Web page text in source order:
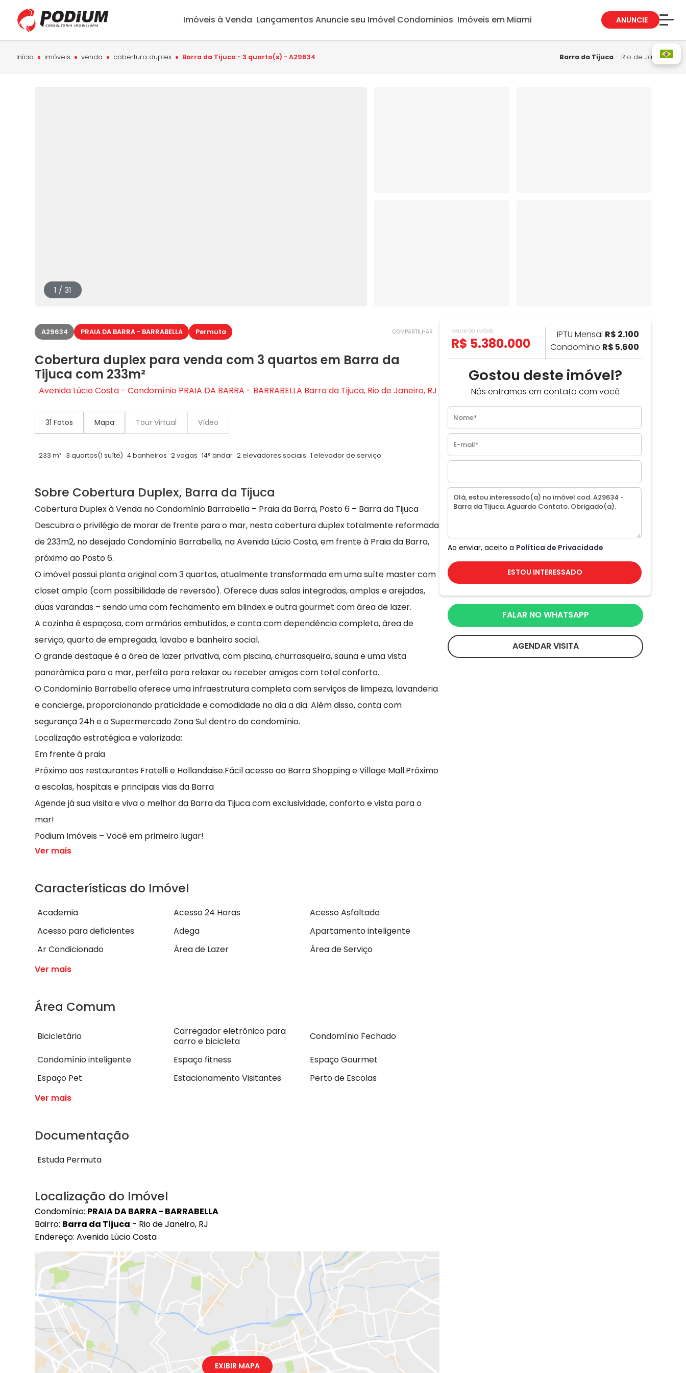
Imóveis à Venda Lançamentos Anuncie seu Imóvel Condominios Imóveis em Miami ANUNCIE
Sobre Nós
Fale Conosco
Início imóveis venda cobertura duplex Barra da Tijuca - 3 quarto(s) - A29634 Barra da Tijuca - Rio de Janeiro
1 / 31
A29634 PRAIA DA BARRA - BARRABELLA Permuta COMPARTILHAR
Cobertura duplex para venda com 3 quartos em Barra da
Tijuca com 233m²
Avenida Lúcio Costa - Condomínio PRAIA DA BARRA - BARRABELLA Barra da Tijuca, Rio de Janeiro, RJ
31 Fotos Mapa Tour Virtual Vídeo
233 m² 3 quartos(1 suíte) 4 banheiros 2 vagas 14° andar 2 elevadores sociais 1 elevador de serviço
Sobre Cobertura Duplex, Barra da Tijuca
Cobertura Duplex à Venda no Condomínio Barrabella – Praia da Barra, Posto 6 – Barra da Tijuca
Descubra o privilégio de morar de frente para o mar, nesta cobertura duplex totalmente reformada
de 233m2, no desejado Condomínio Barrabella, na Avenida Lúcio Costa, em frente à Praia da Barra,
próximo ao Posto 6.
O imóvel possui planta original com 3 quartos, atualmente transformada em uma suíte master com
closet amplo (com possibilidade de reversão). Oferece duas salas integradas, amplas e arejadas,
duas varandas – sendo uma com fechamento em blindex e outra gourmet com área de lazer.
A cozinha é espaçosa, com armários embutidos, e conta com dependência completa, área de
serviço, quarto de empregada, lavabo e banheiro social.
O grande destaque é a área de lazer privativa, com piscina, churrasqueira, sauna e uma vista
panorâmica para o mar, perfeita para relaxar ou receber amigos com total conforto.
O Condomínio Barrabella oferece uma infraestrutura completa com serviços de limpeza, lavanderia
e concierge, proporcionando praticidade e comodidade no dia a dia. Além disso, conta com
segurança 24h e o Supermercado Zona Sul dentro do condomínio.
Localização estratégica e valorizada:
Em frente à praia
Próximo aos restaurantes Fratelli e Hollandaise.Fácil acesso ao Barra Shopping e Village Mall.Próximo
a escolas, hospitais e principais vias da Barra
Agende já sua visita e viva o melhor da Barra da Tijuca com exclusividade, conforto e vista para o
mar!
Podium Imóveis – Você em primeiro lugar!
Ver mais
Características do Imóvel
Academia Acesso 24 Horas
Acesso Asfaltado
Acesso para deficientes
Adega
Apartamento inteligente
Ar Condicionado
Área de Lazer
Área de Serviço
Ver mais
Área Comum
Bicicletário
Carregador eletrônico para
carro e bicicleta
Condomínio Fechado
Condomínio inteligente
Espaço fitness
Espaço Gourmet
Espaço Pet
Estacionamento Visitantes
Perto de Escolas
Ver mais
Documentação
Estuda Permuta
Localização do Imóvel
Condomínio: PRAIA DA BARRA - BARRABELLA
Bairro: Barra da Tijuca - Rio de Janeiro, RJ
Endereço: Avenida Lúcio Costa
EXIBIR MAPA
VALOR DO IMÓVEL
R$ 5.380.000
IPTU Mensal R$ 2.100
Condomínio R$ 5.600
Gostou deste imóvel?
Nós entramos em contato com você
Ao enviar, aceito a Política de Privacidade
ESTOU INTERESSADO
FALAR NO WHATSAPP
AGENDAR VISITA